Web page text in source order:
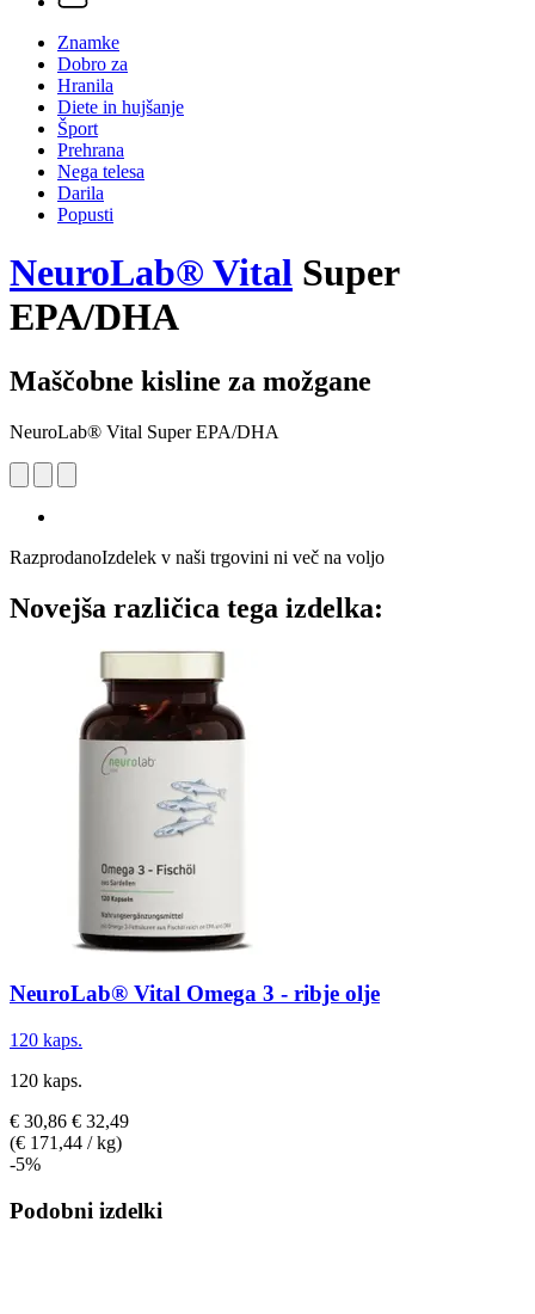
Znamke
Dobro za
Hranila
Diete in hujšanje
Šport
Prehrana
Nega telesa
Darila
Popusti
NeuroLab® Vital Super
EPA/DHA
Maščobne kisline za možgane
NeuroLab® Vital Super EPA/DHA
RazprodanoIzdelek v naši trgovini ni več na voljo
Novejša različica tega izdelka:
NeuroLab® Vital Omega 3 -​ ribje olje
120 kaps.
120 kaps.
€ 30,86 € 32,49
(€ 171,44 / kg)
-5%
Podobni izdelki